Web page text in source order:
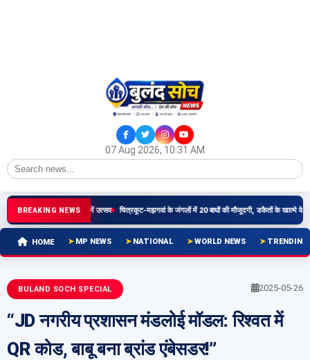
07 Aug 2026, 10:31 AM
BREAKING NEWS
वापसी प्रयासों पर धार में उत्सव चित्रकूट-मझगवां के जंगलों में 20 बाघों की मौजूदगी, डकैतों के खात्मे के बाद बदली
HOME MP NEWS NATIONAL WORLD NEWS TRENDING
BULAND SOCH SPECIAL 2025-05-26
“JD नगरीय प्रशासन मंडलोई मॉडल: रिश्वत में
QR कोड, बाबू बना ब्रांड एंबेसडर!”